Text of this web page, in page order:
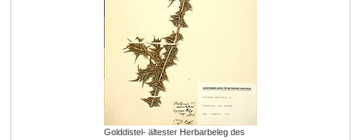
Golddistel- ältester Herbarbeleg des